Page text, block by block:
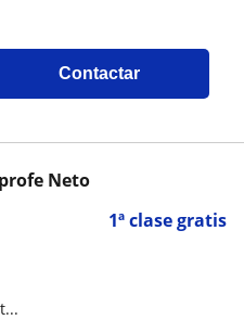
Contactar
1ª clase gratis
Neto